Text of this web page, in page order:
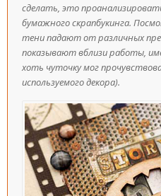
сделать, это
бумажного скрапбукинга.
тени падают от различных
показывают вблизи работы,
хоть чуточку мог
используемого декора).